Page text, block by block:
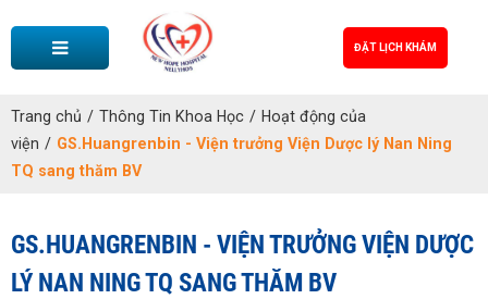
ĐẶT LỊCH KHÁM
Trang chủ / Thông Tin Khoa Học / Hoạt động của
viện / GS.Huangrenbin - Viện trưởng Viện Dược lý Nan Ning
TQ sang thăm BV
GS.HUANGRENBIN - VIỆN TRƯỞNG VIỆN DƯỢC
LÝ NAN NING TQ SANG THĂM BV